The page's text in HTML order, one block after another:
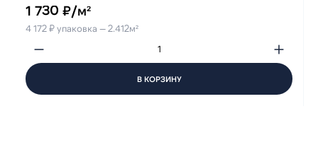
1 730 ₽/м²
4 172 ₽ упаковка — 2.412м²
В КОРЗИНУ